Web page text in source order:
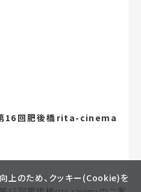
第16回肥後橋rita-cinema
上のため、クッキー(Cookie)を